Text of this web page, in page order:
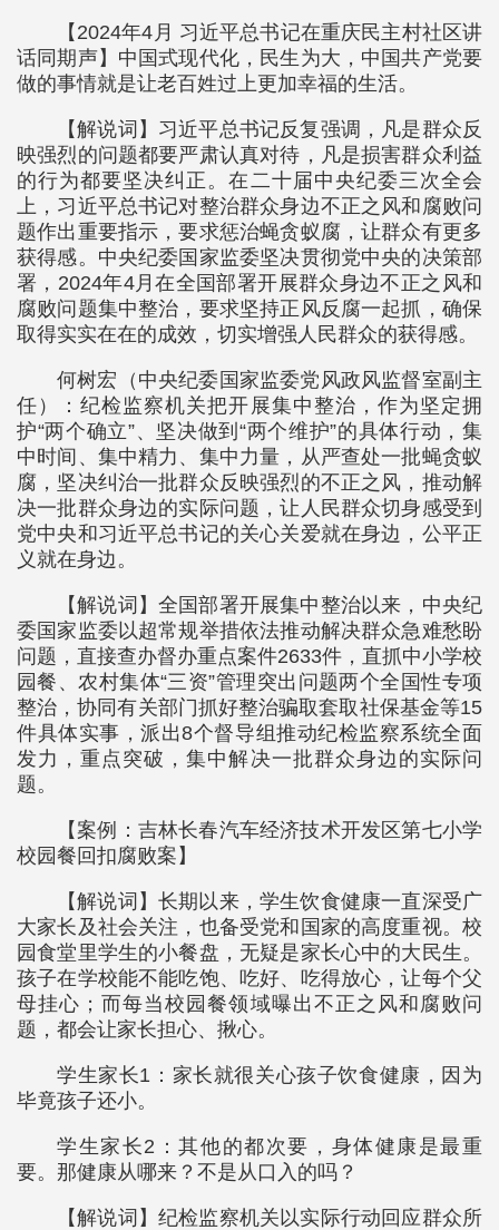
【2024年4月 习近平总书记在重庆民主村社区讲
话同期声】中国式现代化，民生为大，中国共产党要
做的事情就是让老百姓过上更加幸福的生活。
【解说词】习近平总书记反复强调，凡是群众反
映强烈的问题都要严肃认真对待，凡是损害群众利益
的行为都要坚决纠正。在二十届中央纪委三次全会
上，习近平总书记对整治群众身边不正之风和腐败问
题作出重要指示，要求惩治蝇贪蚁腐，让群众有更多
获得感。中央纪委国家监委坚决贯彻党中央的决策部
署，2024年4月在全国部署开展群众身边不正之风和
腐败问题集中整治，要求坚持正风反腐一起抓，确保
取得实实在在的成效，切实增强人民群众的获得感。
何树宏（中央纪委国家监委党风政风监督室副主
任）：纪检监察机关把开展集中整治，作为坚定拥
护“两个确立”、坚决做到“两个维护”的具体行动，集
中时间、集中精力、集中力量，从严查处一批蝇贪蚁
腐，坚决纠治一批群众反映强烈的不正之风，推动解
决一批群众身边的实际问题，让人民群众切身感受到
党中央和习近平总书记的关心关爱就在身边，公平正
义就在身边。
【解说词】全国部署开展集中整治以来，中央纪
委国家监委以超常规举措依法推动解决群众急难愁盼
问题，直接查办督办重点案件2633件，直抓中小学校
园餐、农村集体“三资”管理突出问题两个全国性专项
整治，协同有关部门抓好整治骗取套取社保基金等15
件具体实事，派出8个督导组推动纪检监察系统全面
发力，重点突破，集中解决一批群众身边的实际问
题。
【案例：吉林长春汽车经济技术开发区第七小学
校园餐回扣腐败案】
【解说词】长期以来，学生饮食健康一直深受广
大家长及社会关注，也备受党和国家的高度重视。校
园食堂里学生的小餐盘，无疑是家长心中的大民生。
孩子在学校能不能吃饱、吃好、吃得放心，让每个父
母挂心；而每当校园餐领域曝出不正之风和腐败问
题，都会让家长担心、揪心。
学生家长1：家长就很关心孩子饮食健康，因为
毕竟孩子还小。
学生家长2：其他的都次要，身体健康是最重
要。那健康从哪来？不是从口入的吗？
【解说词】纪检监察机关以实际行动回应群众所